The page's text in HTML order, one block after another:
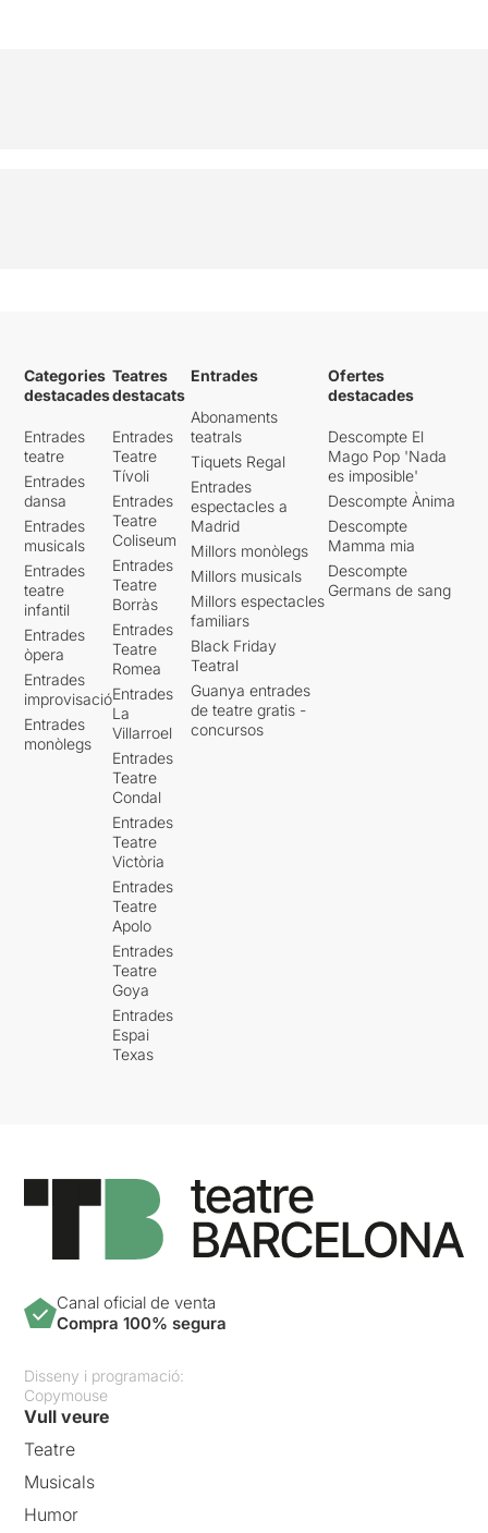
Categories
destacades
Entrades
teatre
Entrades
dansa
Entrades
musicals
Entrades
teatre
infantil
Entrades
òpera
Entrades
improvisació
Entrades
monòlegs
Teatres
destacats
Entrades
Teatre
Tívoli
Entrades
Teatre
Coliseum
Entrades
Teatre
Borràs
Entrades
Teatre
Romea
Entrades
La
Villarroel
Entrades
Teatre
Condal
Entrades
Teatre
Victòria
Entrades
Teatre
Apolo
Entrades
Teatre
Goya
Entrades
Espai
Texas
Entrades
Abonaments
teatrals
Tiquets Regal
Entrades
espectacles a
Madrid
Millors monòlegs
Millors musicals
Millors espectacles
familiars
Black Friday
Teatral
Guanya entrades
de teatre gratis -
concursos
Ofertes
destacades
Descompte El
Mago Pop 'Nada
es imposible'
Descompte Ànima
Descompte
Mamma mia
Descompte
Germans de sang
Canal oficial de venta
Compra 100% segura
Disseny i programació:
Copymouse
Vull veure
Teatre
Musicals
Humor